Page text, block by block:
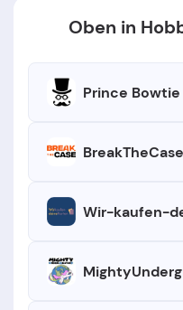
Oben in
Prince Bowtie